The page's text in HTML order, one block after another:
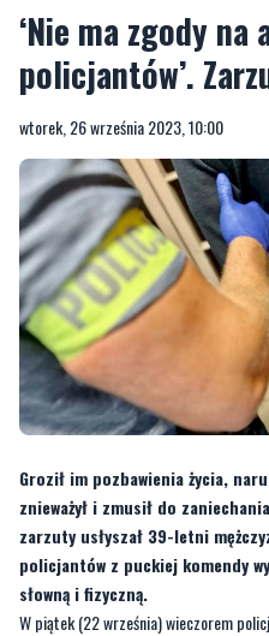
wtorek, 26 września 2023, 10:00
Groził im pozbawienia życia,
znieważył i zmusił do
policjantów z puckiej komendy
słowną i fizyczną.
W piątek (22 września) wieczorem
Łebcza, gdzie według zgłoszenia
agresywnie się zachowuje i nie chce
CZYTAJ RÓWNIEŻ:Ukradli samochód